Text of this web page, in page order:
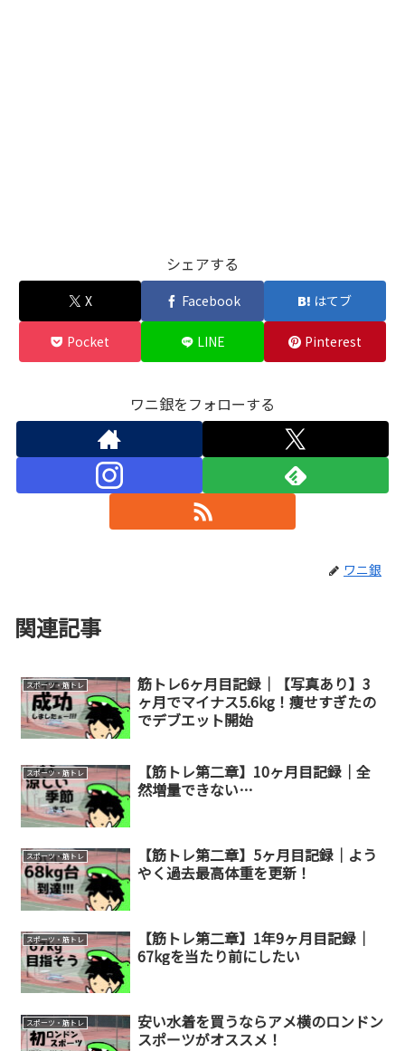
シェアする
X Facebook はてブ
Pocket LINE Pinterest
ワニ銀をフォローする
ワニ銀
関連記事
スポーツ・筋トレ
筋トレ6ヶ月目記録｜【写真あり】3
ヶ月でマイナス5.6kg！痩せすぎたの
でデブエット開始
スポーツ・筋トレ
【筋トレ第二章】10ヶ月目記録｜全
然増量できない…
スポーツ・筋トレ
【筋トレ第二章】5ヶ月目記録｜よう
やく過去最高体重を更新！
スポーツ・筋トレ
【筋トレ第二章】1年9ヶ月目記録｜
67kgを当たり前にしたい
スポーツ・筋トレ
安い水着を買うならアメ横のロンドン
スポーツがオススメ！